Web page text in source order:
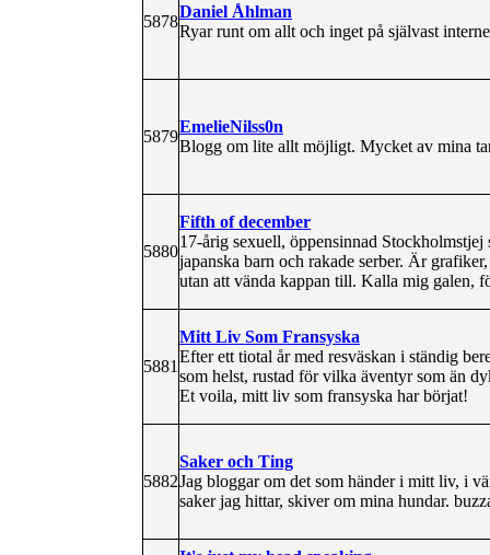
5878
Daniel Åhlman
Ryar runt om allt och inget på självast
5879
EmelieNilss0n
Blogg om lite allt möjligt. Mycket av mina
5880
Fifth of december
17-årig sexuell, öppensinnad
japanska barn och rakade serber. Är
utan att vända kappan till. Kalla mig galen,
5881
Mitt Liv Som Fransyska
Efter ett tiotal år med resväskan i ständig
som helst, rustad för vilka äventyr som än
Et voila, mitt liv som fransyska har börjat!
5882
Saker och Ting
Jag bloggar om det som händer i mitt liv, i
saker jag hittar, skiver om mina hundar.